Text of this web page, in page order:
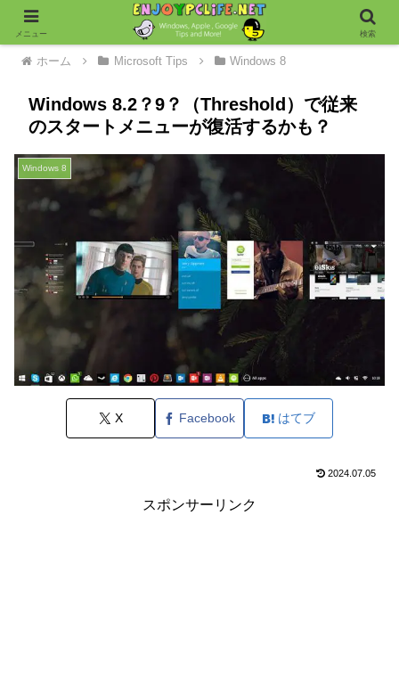
ホーム Microsoft Tips Windows 8
Windows 8.2？9？（Threshold）で従来
のスタートメニューが復活するかも？
Windows 8
X Facebook はてブ
2024.07.05
スポンサーリンク
メニュー 検索